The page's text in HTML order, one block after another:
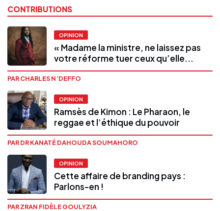
CONTRIBUTIONS
OPINION
« Madame la ministre, ne laissez pas
votre réforme tuer ceux qu’elle...
PAR CHARLES N’DEFFO
OPINION
Ramsès de Kimon : Le Pharaon, le
reggae et l’éthique du pouvoir
PAR DR KANATÉ DAHOUDA SOUMAHORO
OPINION
Cette affaire de branding pays :
Parlons-en !
PAR ZRAN FIDÈLE GOULYZIA